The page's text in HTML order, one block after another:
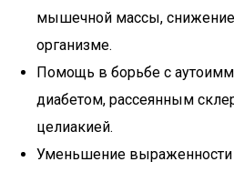
мышечной массы,
организме.
Помощь в борьбе с
диабетом, рассеянным
целиакией.
Уменьшение